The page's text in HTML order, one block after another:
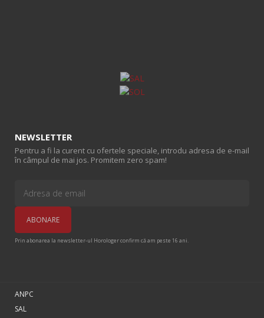
NEWSLETTER
Pentru a fi la curent cu ofertele speciale, introdu adresa de e-mail
în câmpul de mai jos. Promitem zero spam!
Prin abonarea la newsletter-ul Horologer confirm că am peste 16 ani.
ANPC
SAL